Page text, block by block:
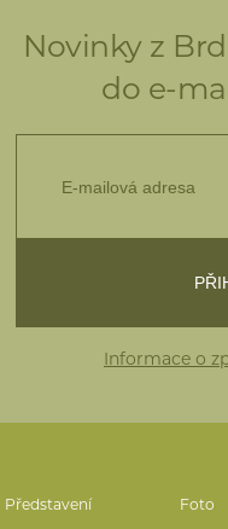
Novinky z
do e-
Informace o
Představení Foto